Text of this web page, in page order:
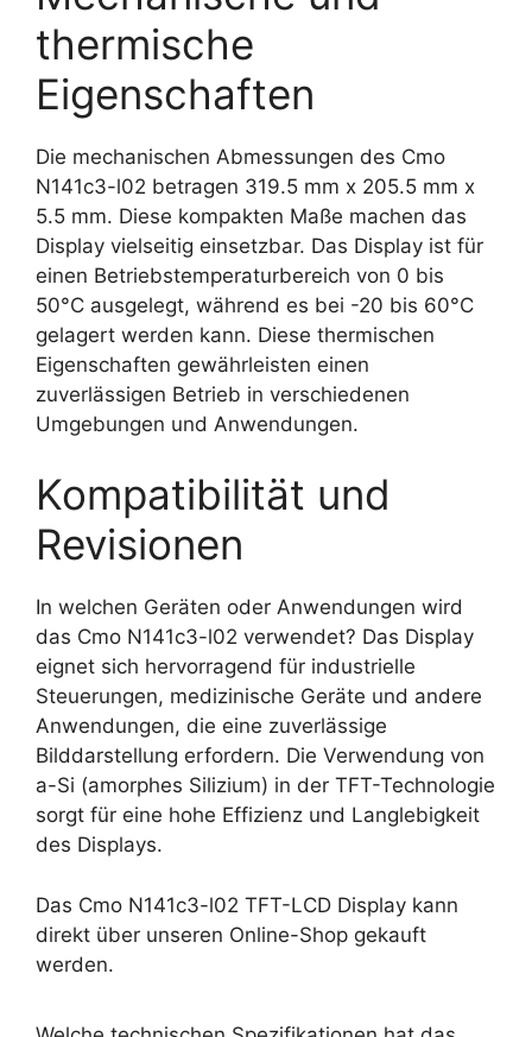
thermische
Eigenschaften
Die mechanischen Abmessungen des Cmo
N141c3-l02 betragen 319.5 mm x 205.5 mm x
5.5 mm. Diese kompakten Maße machen das
Display vielseitig einsetzbar. Das Display ist für
einen Betriebstemperaturbereich von 0 bis
50°C ausgelegt, während es bei -20 bis 60°C
gelagert werden kann. Diese thermischen
Eigenschaften gewährleisten einen
zuverlässigen Betrieb in verschiedenen
Umgebungen und Anwendungen.
Kompatibilität und
Revisionen
In welchen Geräten oder Anwendungen wird
das Cmo N141c3-l02 verwendet? Das Display
eignet sich hervorragend für industrielle
Steuerungen, medizinische Geräte und andere
Anwendungen, die eine zuverlässige
Bilddarstellung erfordern. Die Verwendung von
a-Si (amorphes Silizium) in der TFT-Technologie
sorgt für eine hohe Effizienz und Langlebigkeit
des Displays.
Das Cmo N141c3-l02 TFT-LCD Display kann
direkt über unseren Online-Shop gekauft
werden.